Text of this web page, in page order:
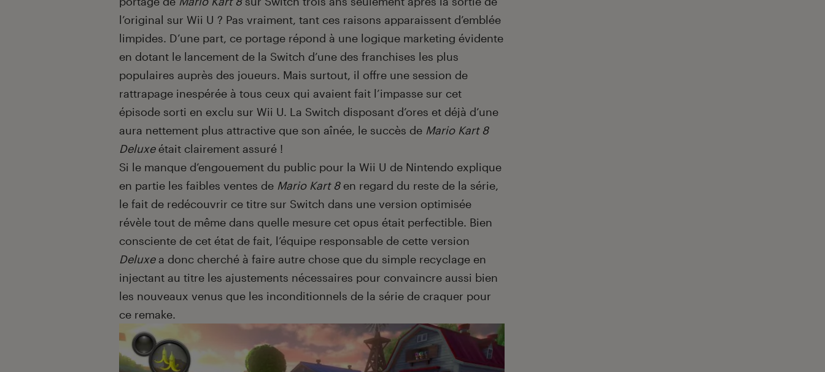
l’original sur Wii U ? Pas vraiment, tant ces raisons apparaissent d’emblée
limpides. D’une part, ce portage répond à une logique marketing évidente
en dotant le lancement de la Switch d’une des franchises les plus
populaires auprès des joueurs. Mais surtout, il offre une session de
rattrapage inespérée à tous ceux qui avaient fait l’impasse sur cet
épisode sorti en exclu sur Wii U. La Switch disposant d’ores et déjà d’une
aura nettement plus attractive que son aînée, le succès de Mario Kart 8
Deluxeétait clairement assuré !
Si le manque d’engouement du public pour la Wii U de Nintendo explique
en partie les faibles ventes de Mario Kart 8en regard du reste de la série,
le fait de redécouvrir ce titre sur Switch dans une version optimisée
révèle tout de même dans quelle mesure cet opus était perfectible. Bien
consciente de cet état de fait, l’équipe responsable de cette version
Deluxea donc cherché à faire autre chose que du simple recyclage en
injectant au titre les ajustements nécessaires pour convaincre aussi bien
les nouveaux venus que les inconditionnels de la série de craquer pour
ce remake.